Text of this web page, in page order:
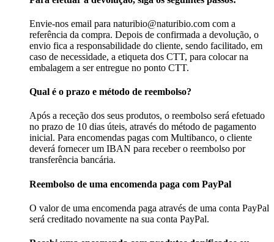
Envie-nos email para naturibio@naturibio.com com a
referência da compra. Depois de confirmada a devolução, o
envio fica a responsabilidade do cliente, sendo facilitado, em
caso de necessidade, a etiqueta dos CTT, para colocar na
embalagem a ser entregue no ponto CTT.
Qual é o prazo e método de reembolso?
Após a receção dos seus produtos, o reembolso será efetuado
no prazo de 10 dias úteis, através do método de pagamento
inicial. Para encomendas pagas com Multibanco, o cliente
deverá fornecer um IBAN para receber o reembolso por
transferência bancária.
Reembolso de uma encomenda paga com PayPal
O valor de uma encomenda paga através de uma conta PayPal
será creditado novamente na sua conta PayPal.